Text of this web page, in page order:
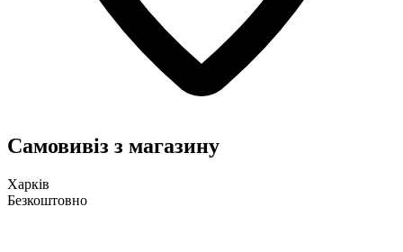
Самовивіз з магазину
Харків
Безкоштовно